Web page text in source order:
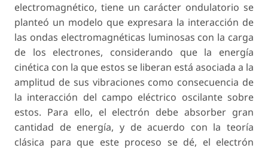
electromagnético, tiene un carácter ondulatorio se
planteó un modelo que expresara la interacción de
las ondas electromagnéticas luminosas con la carga
de los electrones, considerando que la energía
cinética con la que estos se liberan está asociada a la
amplitud de sus vibraciones como consecuencia de
la interacción del campo eléctrico oscilante sobre
estos. Para ello, el electrón debe absorber gran
cantidad de energía, y de acuerdo con la teoría
clásica para que este proceso se dé, el electrón